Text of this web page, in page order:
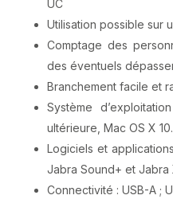
UC
Utilisation possible sur
Comptage des
des éventuels
Branchement facile et
Système
ultérieure, Mac OS X
Logiciels et
Jabra Sound+ et Jabra
Connectivité : USB-A ;